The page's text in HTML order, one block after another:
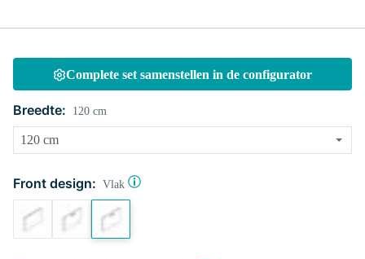
Complete set samenstellen in de configurator
Breedte: 120 cm
Front design: Vlak